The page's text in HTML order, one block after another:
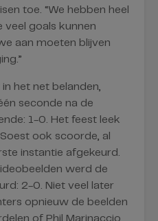
toe. “We hebben heel
veel goals kunnen
aan moeten blijven
het net belanden,
seconde na de
1-0. Het feest leek
ook scoorde, al
instantie afgekeurd.
werd de
2-0. Niet veel later
opnieuw de beelden
of Phil Marinaccio